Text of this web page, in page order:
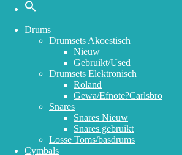
Drums
Drumsets Akoestisch
Nieuw
Gebruikt/Used
Drumsets Elektronisch
Roland
Gewa/Efnote?Carlsbro
Snares
Snares Nieuw
Snares gebruikt
Losse Toms/basdrums
Cymbals